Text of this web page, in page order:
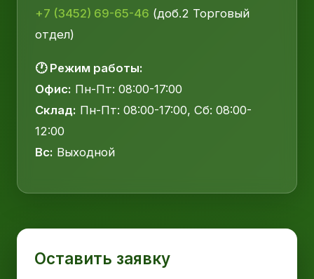
+7 (3452) 69-65-46 (доб.2 Торговый
отдел)
🕐 Режим работы:
Офис: Пн-Пт: 08:00-17:00
Склад: Пн-Пт: 08:00-17:00, Сб: 08:00-
12:00
Вс: Выходной
Оставить заявку